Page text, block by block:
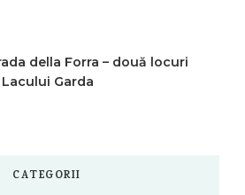
della Forra – două locuri
Garda
CATEGORII